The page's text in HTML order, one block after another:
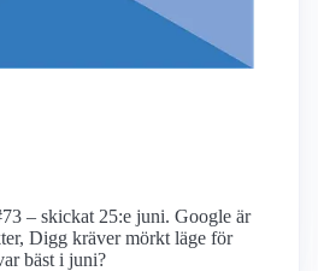
– skickat 25:e juni. Google är
Digg kräver mörkt läge för
bäst i juni?